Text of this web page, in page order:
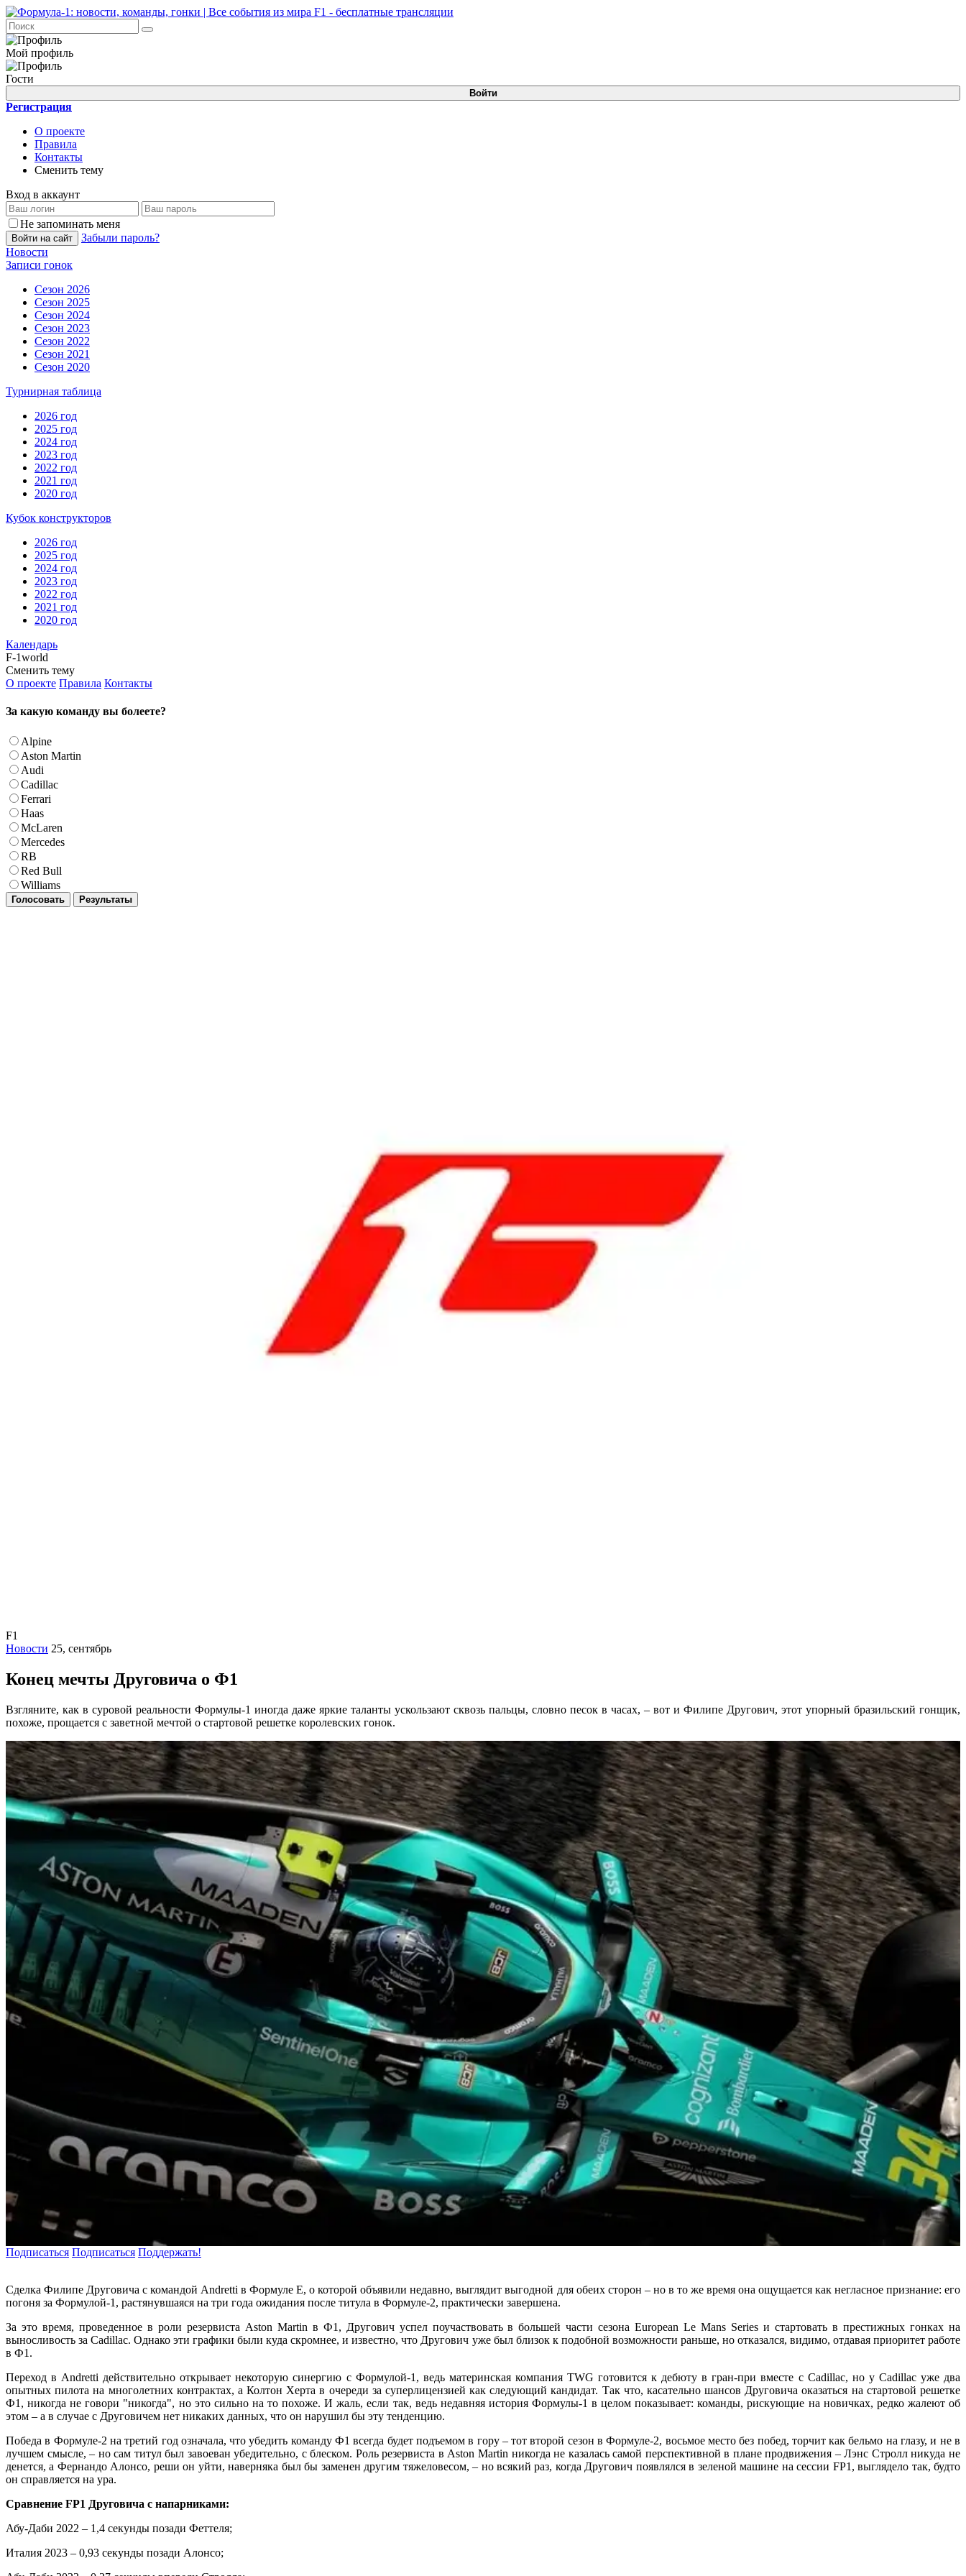
Мой профиль
Гости
Войти
Регистрация
О проекте
Правила
Контакты
Сменить тему
Вход в аккаунт
Не запоминать меня
Войти на сайт
Забыли пароль?
Новости
Записи гонок
Сезон 2026
Сезон 2025
Сезон 2024
Сезон 2023
Сезон 2022
Сезон 2021
Сезон 2020
Турнирная таблица
2026 год
2025 год
2024 год
2023 год
2022 год
2021 год
2020 год
Кубок конструкторов
2026 год
2025 год
2024 год
2023 год
2022 год
2021 год
2020 год
Календарь
F-1world
Сменить тему
О проекте Правила Контакты
За какую команду вы болеете?
Alpine
Aston Martin
Audi
Cadillac
Ferrari
Haas
McLaren
Mercedes
RB
Red Bull
Williams
Голосовать Результаты
F1
Новости 25, сентябрь
Конец мечты Друговича о Ф1
Взгляните, как в суровой реальности Формулы-1 иногда даже яркие таланты ускользают сквозь пальцы, словно песок в часах, – вот и Филипе Другович, этот упорный бразильский гонщик,
похоже, прощается с заветной мечтой о стартовой решетке королевских гонок.
Подписаться Подписаться Поддержать!
Сделка Филипе Друговича с командой Andretti в Формуле E, о которой объявили недавно, выглядит выгодной для обеих сторон – но в то же время она ощущается как негласное признание: его
погоня за Формулой-1, растянувшаяся на три года ожидания после титула в Формуле-2, практически завершена.
За это время, проведенное в роли резервиста Aston Martin в Ф1, Другович успел поучаствовать в большей части сезона European Le Mans Series и стартовать в престижных гонках на
выносливость за Cadillac. Однако эти графики были куда скромнее, и известно, что Другович уже был близок к подобной возможности раньше, но отказался, видимо, отдавая приоритет работе
в Ф1.
Переход в Andretti действительно открывает некоторую синергию с Формулой-1, ведь материнская компания TWG готовится к дебюту в гран-при вместе с Cadillac, но у Cadillac уже два
опытных пилота на многолетних контрактах, а Колтон Херта в очереди за суперлицензией как следующий кандидат. Так что, касательно шансов Друговича оказаться на стартовой решетке
Ф1, никогда не говори "никогда", но это сильно на то похоже. И жаль, если так, ведь недавняя история Формулы-1 в целом показывает: команды, рискующие на новичках, редко жалеют об
этом – а в случае с Друговичем нет никаких данных, что он нарушил бы эту тенденцию.
Победа в Формуле-2 на третий год означала, что убедить команду Ф1 всегда будет подъемом в гору – тот второй сезон в Формуле-2, восьмое место без побед, торчит как бельмо на глазу, и не в
лучшем смысле, – но сам титул был завоеван убедительно, с блеском. Роль резервиста в Aston Martin никогда не казалась самой перспективной в плане продвижения – Лэнс Стролл никуда не
денется, а Фернандо Алонсо, реши он уйти, наверняка был бы заменен другим тяжеловесом, – но всякий раз, когда Другович появлялся в зеленой машине на сессии FP1, выглядело так, будто
он справляется на ура.
Сравнение FP1 Друговича с напарниками:
Абу-Даби 2022 – 1,4 секунды позади Феттеля;
Италия 2023 – 0,93 секунды позади Алонсо;